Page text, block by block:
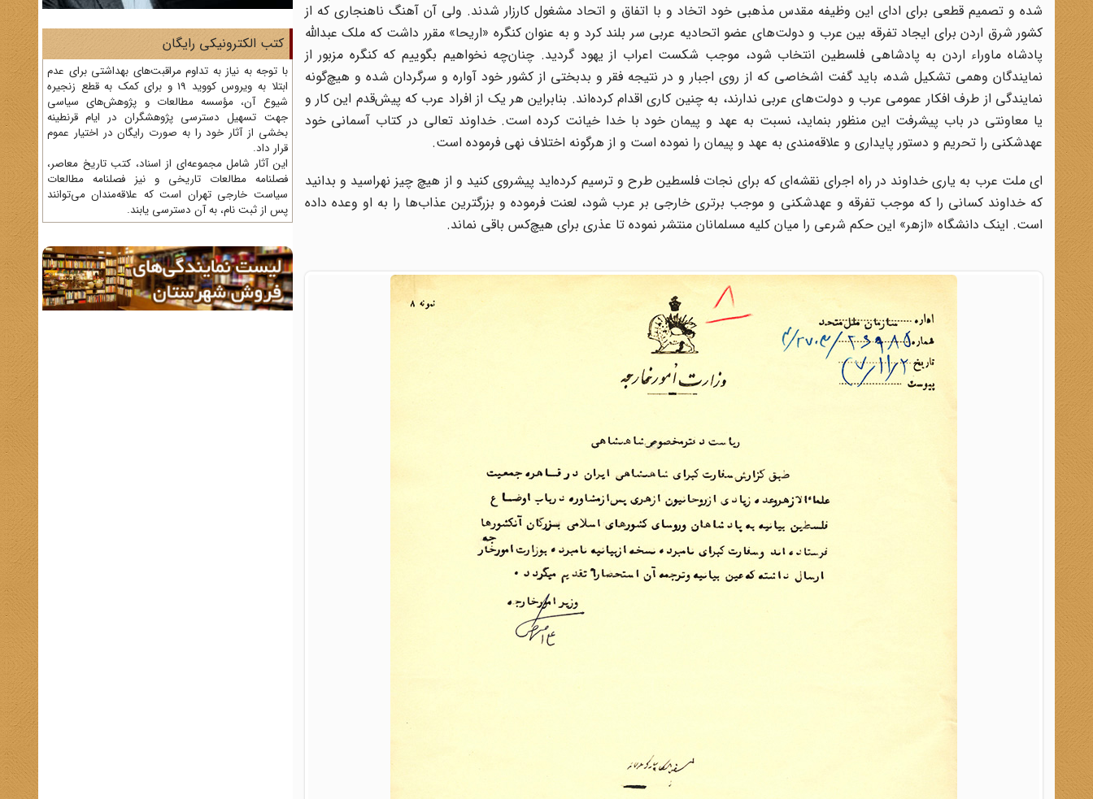
شده و تصمیم قطعی برای ادای این وظیفه مقدس مذهبی خود اتخاد و با اتفاق و اتحاد مشغول کارزار شدند. ولی آن آهنگ ناهنجاری که از
کشور شرق اردن برای ایجاد تفرقه بین عرب و دولت‌های عضو اتحادیه عربی سر بلند کرد و به عنوان کنگره «اریحا» مقرر داشت که ملک عبدالله
پادشاه ماوراء اردن به پادشاهی فلسطین انتخاب شود، موجب شکست اعراب از یهود گردید. چنان‌چه نخواهیم بگوییم که کنگره مزبور از
نمایندگان وهمی تشکیل شده، باید گفت اشخاصی که از روی اجبار و در نتیجه فقر و بدبختی از کشور خود آواره و سرگردان شده و هیچ‌گونه
نمایندگی از طرف افکار عمومی عرب و دولت‌های عربی ندارند، به چنین کاری اقدام کرده‌اند. بنابراین هر یک از افراد عرب که پیش‌قدم این کار و
یا معاونتی در باب پیشرفت این منظور بنماید، نسبت به عهد و پیمان خود با خدا خیانت کرده است. خداوند تعالی در کتاب آسمانی خود
عهدشکنی را تحریم و دستور پایداری و علاقه‌مندی به عهد و پیمان را نموده است و از هرگونه اختلاف نهی فرموده است.
ای ملت عرب به یاری خداوند در راه اجرای نقشه‌ای که برای نجات فلسطین طرح و ترسیم کرده‌اید پیشروی کنید و از هیچ چیز نهراسید و بدانید
که خداوند کسانی را که موجب تفرقه و عهدشکنى و موجب برتری خارجی بر عرب شود، لعنت فرموده و بزرگترین عذاب‌ها را به او وعده داده
است. اینک دانشگاه «ازهر» این حکم شرعی را میان کلیه مسلمانان منتشر نموده تا عذری برای هیچ‌کس باقی نماند.
کتب الکترونیکی رایگان
با توجه به نیاز به تداوم مراقبت‌های بهداشتی برای عدم
ابتلا به ویروس کووید 19 و برای کمک به قطع زنجیره
شیوع آن، مؤسسه مطالعات و پژوهش‌های سیاسی
جهت تسهیل دسترسی پژوهشگران در ایام قرنطینه
بخشی از آثار خود را به صورت رایگان در اختیار عموم
قرار داد.
این آثار شامل مجموعه‌ای از اسناد، کتب تاریخ معاصر،
فصلنامه‌ مطالعات تاریخی و نیز فصلنامه مطالعات
سیاست خارجی تهران است که علاقه‌مندان می‌توانند
پس از ثبت نام، به آن دسترسی یابند.